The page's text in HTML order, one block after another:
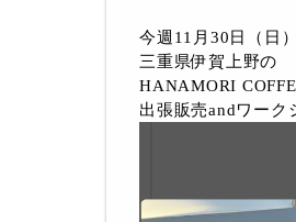
今週11月30日（日
三重県伊賀上野の
HANAMORI
出張販売andワーク